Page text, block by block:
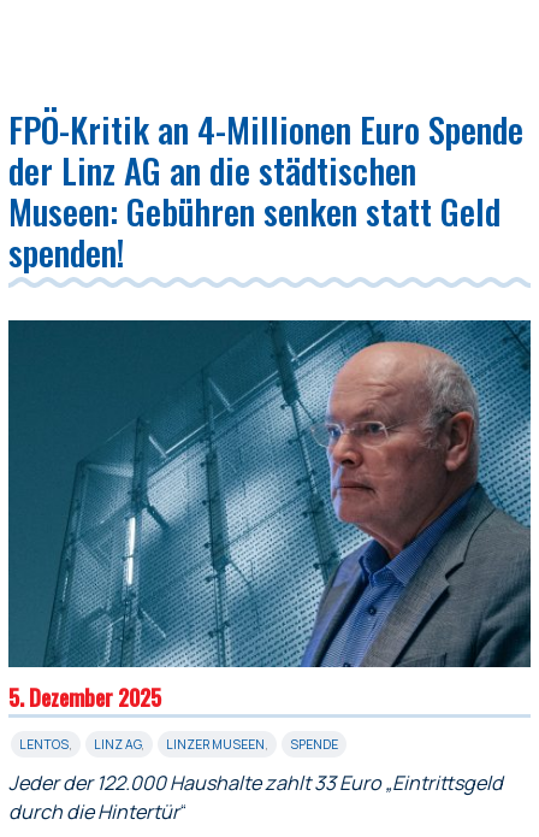
FPÖ-Kritik an 4-Millionen Euro Spende
der Linz AG an die städtischen
Museen: Gebühren senken statt Geld
spenden!
5. Dezember 2025
LENTOS, LINZ AG, LINZER MUSEEN, SPENDE
Jeder der 122.000 Haushalte zahlt 33 Euro „Eintrittsgeld
durch die Hintertür“